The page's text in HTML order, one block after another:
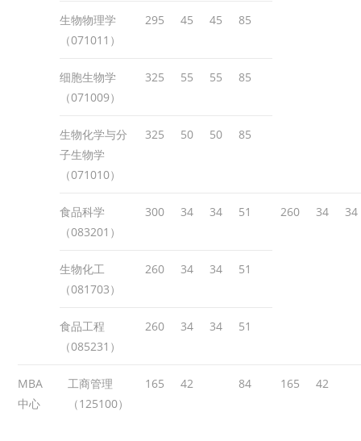
生物物理学
（071011）
295 45 45 85
细胞生物学
（071009）
325 55 55 85
生物化学与分
子生物学
（071010）
325 50 50 85
食品科学
（083201）
300 34 34 51 260 34 34
生物化工
（081703）
260 34 34 51
食品工程
（085231）
260 34 34 51
MBA
中心
工商管理
（125100）
165 42 84 165 42